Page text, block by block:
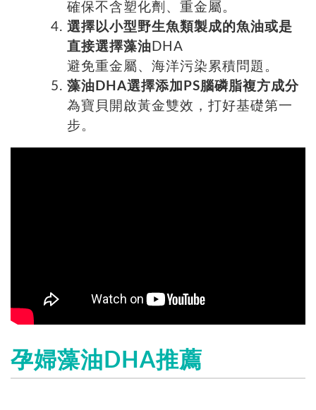
確保不含塑化劑、重金屬。
選擇以小型野生魚類製成的魚油或是
直接選擇藻油 DHA
避免重金屬、海洋污染累積問題。
藻油DHA選擇添加PS腦磷脂複方成分
為寶貝開啟黃金雙效，打好基礎第一
步。
孕婦藻油DHA推薦